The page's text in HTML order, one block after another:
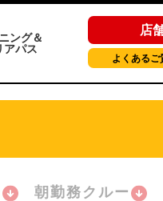
ング＆
アパス
店
よくあるご
朝勤務クルー